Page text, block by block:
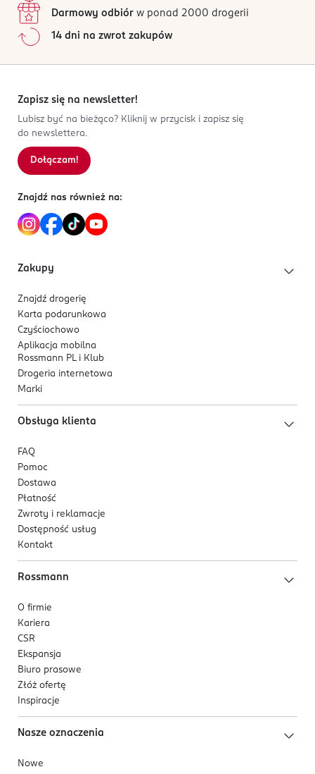
Darmowy odbiór w ponad 2000 drogerii
14 dni na zwrot zakupów
Zapisz się na newsletter!
Lubisz być na bieżąco? Kliknij w przycisk i zapisz się
do newslettera.
Dołączam!
Znajdź nas również na:
Zakupy
Znajdź drogerię
Karta podarunkowa
Czyściochowo
Aplikacja mobilna
Rossmann PL i Klub
Drogeria internetowa
Marki
Obsługa klienta
FAQ
Pomoc
Dostawa
Płatność
Zwroty i reklamacje
Dostępność usług
Kontakt
Rossmann
O firmie
Kariera
CSR
Ekspansja
Biuro prasowe
Złóż ofertę
Inspiracje
Nasze oznaczenia
Nowe